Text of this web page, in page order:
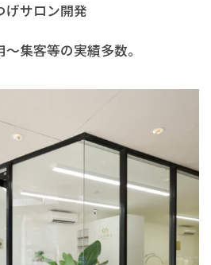
げサロン開発
集客等の実績多数。